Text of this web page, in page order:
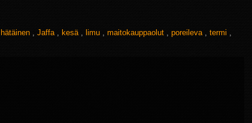
hätäinen Jaffa kesä limu maitokauppaolut poreileva termi